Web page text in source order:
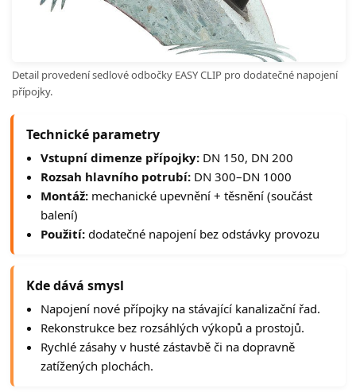
Detail provedení sedlové odbočky EASY CLIP pro dodatečné napojení
přípojky.
Technické parametry
Vstupní dimenze přípojky: DN 150, DN 200
Rozsah hlavního potrubí: DN 300–DN 1000
Montáž: mechanické upevnění + těsnění (součást
balení)
Použití: dodatečné napojení bez odstávky provozu
Kde dává smysl
Napojení nové přípojky na stávající kanalizační řad.
Rekonstrukce bez rozsáhlých výkopů a prostojů.
Rychlé zásahy v husté zástavbě či na dopravně
zatížených plochách.